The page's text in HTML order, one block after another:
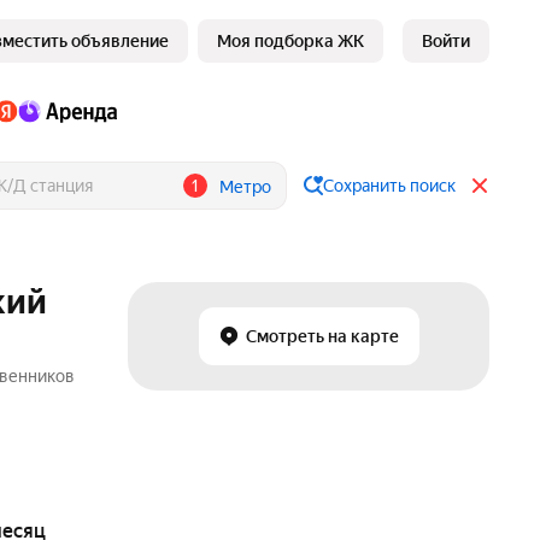
объявление Моя подборка ЖК Войти
1 Метро Сохранить поиск
Смотреть на карте